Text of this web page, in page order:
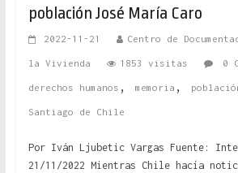
población José María Caro
2022-11-21 Centro de
la Vivienda 1853 visitas 0
derechos humanos , memoria ,
Santiago de Chile
Por Iván Ljubetic Vargas Fuente:
21/11/2022 Mientras Chile hacía